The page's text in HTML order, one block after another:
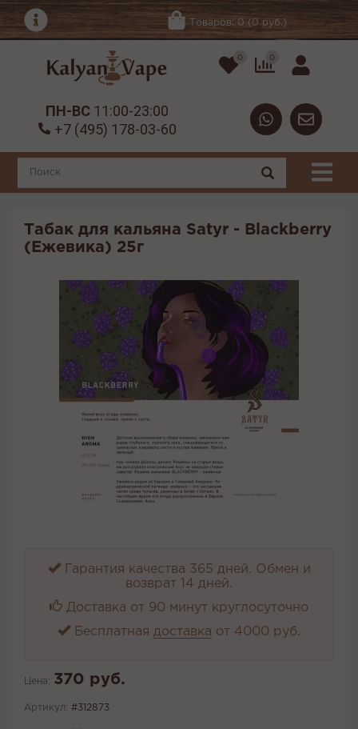
Товаров: 0 (0 руб.)
0 0
ПН-ВС 11:00-23:00
+7 (495) 178-03-60
Табак для кальяна Satyr - Blackberry
(Ежевика) 25г
Гарантия качества 365 дней. Обмен и
возврат 14 дней.
Доставка от 90 минут круглосуточно
Бесплатная доставка от 4000 руб.
Цена: 370 руб.
Артикул: #312873